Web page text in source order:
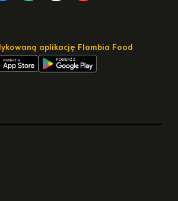
aplikację Flambia Food